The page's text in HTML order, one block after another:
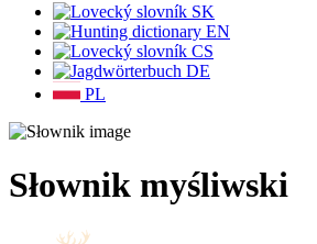
SK
EN
CS
DE
PL
Słownik myśliwski